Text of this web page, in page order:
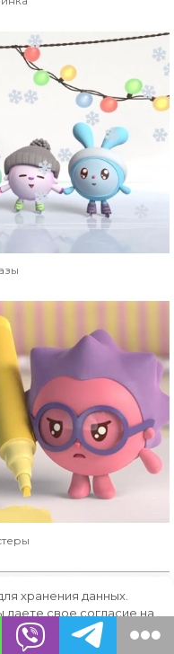
хранения данных.
свое согласие на
OK